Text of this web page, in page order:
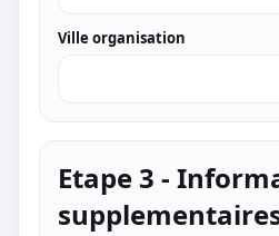
Ville organisation
Etape 3 -